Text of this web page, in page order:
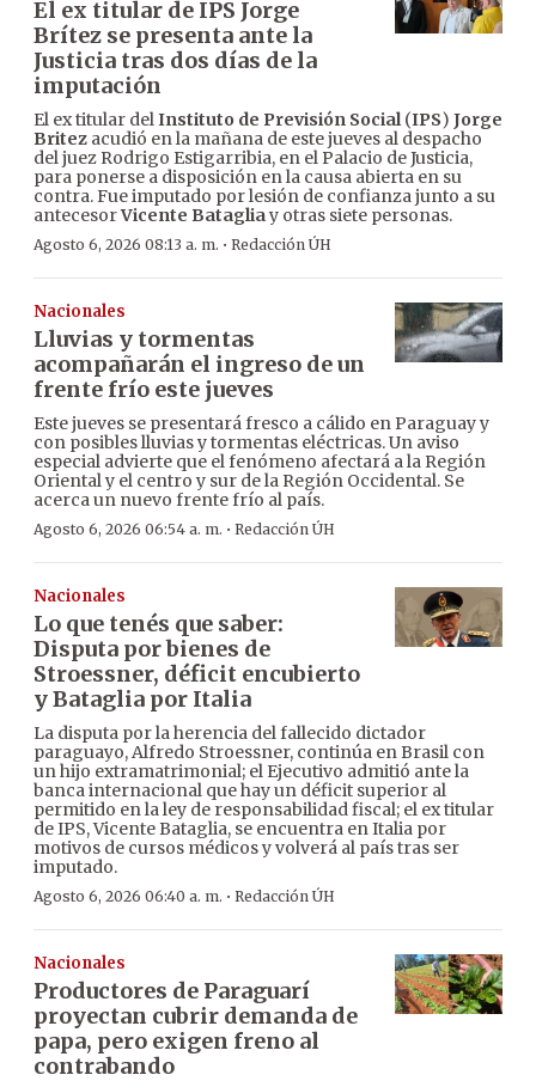
El ex titular de IPS Jorge
Brítez se presenta ante la
Justicia tras dos días de la
imputación
El ex titular delInstituto de Previsión Social(IPS) Jorge
Britez acudió en la mañana de este jueves al despacho
del juez Rodrigo Estigarribia, en el Palacio de Justicia,
para ponerse a disposición en la causa abierta en su
contra. Fue imputado por lesión de confianza junto a su
antecesorVicente Batagliay otras siete personas.
Agosto 6, 2026 08:13 a. m. · Redacción ÚH
Nacionales
Lluvias y tormentas
acompañarán el ingreso de un
frente frío este jueves
Este jueves se presentará fresco a cálido en Paraguay y
con posibles lluvias y tormentas eléctricas. Un aviso
especial advierte que el fenómeno afectará a la Región
Oriental y el centro y sur de la Región Occidental. Se
acerca un nuevo frente frío al país.
Agosto 6, 2026 06:54 a. m. · Redacción ÚH
Nacionales
Lo que tenés que saber:
Disputa por bienes de
Stroessner, déficit encubierto
y Bataglia por Italia
La disputa por la herencia del fallecido dictador
paraguayo, Alfredo Stroessner, continúa en Brasil con
un hijo extramatrimonial; el Ejecutivo admitió ante la
banca internacional que hay un déficit superior al
permitido en la ley de responsabilidad fiscal; el ex titular
de IPS, Vicente Bataglia, se encuentra en Italia por
motivos de cursos médicos y volverá al país tras ser
imputado.
Agosto 6, 2026 06:40 a. m. · Redacción ÚH
Nacionales
Productores de Paraguarí
proyectan cubrir demanda de
papa, pero exigen freno al
contrabando